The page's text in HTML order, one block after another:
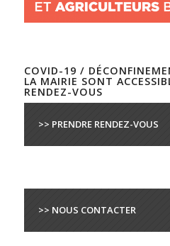
COVID-19 /
LA MAIRIE SONT
RENDEZ-VOUS
>> PRENDRE RENDEZ-VOUS
>> NOUS CONTACTER